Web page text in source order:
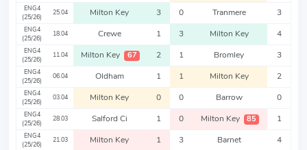
ENG4
(25/26)
25.04 Milton Key 3 0 Tranmere 3
ENG4
(25/26)
18.04 Crewe 1 3 Milton Key 4
ENG4
(25/26)
11.04 Milton Key 67 2 1 Bromley 3
ENG4
(25/26)
06.04 Oldham 1 1 Milton Key 2
ENG4
(25/26)
03.04 Milton Key 0 0 Barrow 0
ENG4
(25/26)
28.03 Salford Ci 1 0 Milton Key 85 1
ENG4
(25/26)
21.03 Milton Key 1 3 Barnet 4